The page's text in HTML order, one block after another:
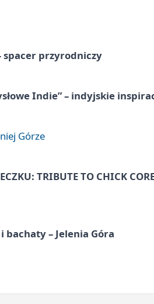
spacer przyrodniczy
Indie” – indyjskie
Górze
TRIBUTE TO CHICK
– Jelenia Góra